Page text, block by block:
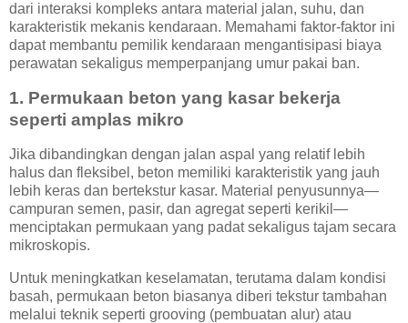
dari interaksi kompleks antara material jalan, suhu, dan
karakteristik mekanis kendaraan. Memahami faktor-faktor ini
dapat membantu pemilik kendaraan mengantisipasi biaya
perawatan sekaligus memperpanjang umur pakai ban.
1. Permukaan beton yang kasar bekerja
seperti amplas mikro
Jika dibandingkan dengan jalan aspal yang relatif lebih
halus dan fleksibel, beton memiliki karakteristik yang jauh
lebih keras dan bertekstur kasar. Material penyusunnya—
campuran semen, pasir, dan agregat seperti kerikil—
menciptakan permukaan yang padat sekaligus tajam secara
mikroskopis.
Untuk meningkatkan keselamatan, terutama dalam kondisi
basah, permukaan beton biasanya diberi tekstur tambahan
melalui teknik seperti grooving (pembuatan alur) atau